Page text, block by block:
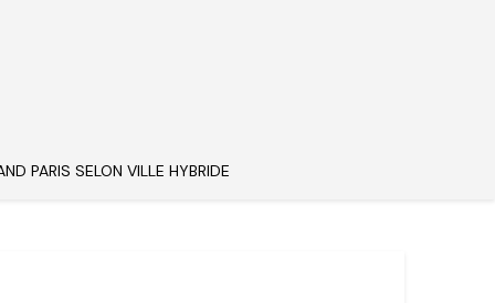
PARIS SELON VILLE HYBRIDE